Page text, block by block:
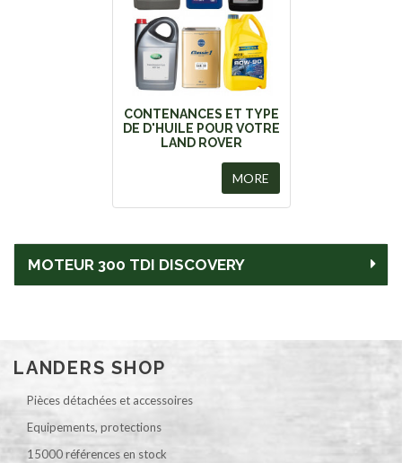
MOTEUR 300 TDI DISCOVERY
CONTENANCES ET TYPE
DE D'HUILE POUR VOTRE
LAND ROVER
MORE
LANDERS SHOP
Pièces détachées et accessoires
Equipements, protections
15000 références en stock